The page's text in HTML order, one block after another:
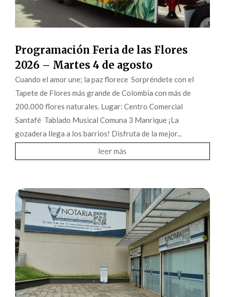
Programación Feria de las Flores
2026 – Martes 4 de agosto
Cuando el amor une; la paz florece Sorpréndete con el
Tapete de Flores más grande de Colombia con más de
200.000 flores naturales. Lugar: Centro Comercial
Santafé Tablado Musical Comuna 3 Manrique ¡La
gozadera llega a los barrios! Disfruta de la mejor...
leer más